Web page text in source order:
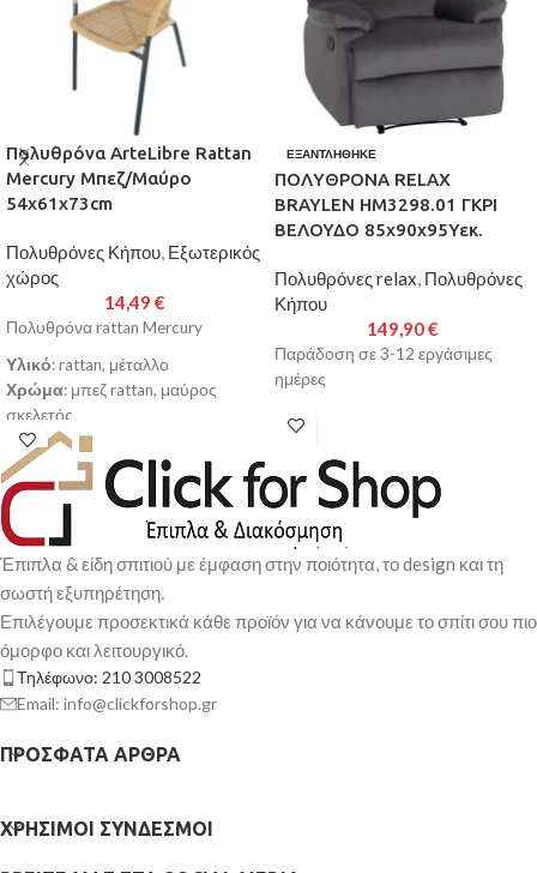
Πολυθρόνα ArteLibre Rattan
Mercury Μπεζ/Μαύρο
54x61x73cm
Πολυθρόνες Κήπου, Εξωτερικός
χώρος
14,49 €
Πολυθρόνα rattan Mercury
Υλικό: rattan, μέταλλο
Χρώμα: μπεζ rattan, μαύρος
σκελετός
Διαστάσεις
Διάμετρος Σωλήνα : 24x0.8mm
Κατασκευασμένη από υψηλής
ποιότητας στιβαρό μεταλλικό
σκελετό για μεγαλύτερη
ανθεκτικότητα και αντοχή στο
χρόνο
Με κάθισμα από εξαιρετικής
ποιότητας rattan/ύφασμα που την
κάνει να αγκαλιάζει σωστά το
σώμα
Θα προσφέρει ατελείωτες ώρες
άνεσης και χαλάρωσης στο
μπαλκόνι, το κήπο ή ακόμα και το
Ελαφριά κατασκευή για εύκολη
Φυσική και κομψή εμφάνιση
ΕΞΑΝΤΛΉΘΗΚΕ
ΠΟΛΥΘΡΟΝΑ RELAX
BRAYLEN HM3298.01 ΓΚΡΙ
ΒΕΛΟΥΔΟ 85x90x95Υεκ.
Πολυθρόνες relax, Πολυθρόνες
Κήπου
149,90€
Παράδοση σε 3-12 εργάσιμες
ημέρες
Έπιπλα & είδη σπιτιού με έμφαση στην ποιότητα, το design και τη
σωστή εξυπηρέτηση.
Επιλέγουμε προσεκτικά κάθε προϊόν για να κάνουμε το σπίτι σου πιο
όμορφο και λειτουργικό.
Τηλέφωνο: 210 3008522
Email: info@clickforshop.gr
ΠΡΌΣΦΑΤΑ ΆΡΘΡΑ
ΧΡΉΣΙΜΟΙ ΣΎΝΔΕΣΜΟΙ